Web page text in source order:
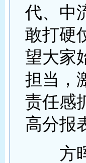
代、中
敢打硬
望大家
担当，
责任感
高分报
方晖